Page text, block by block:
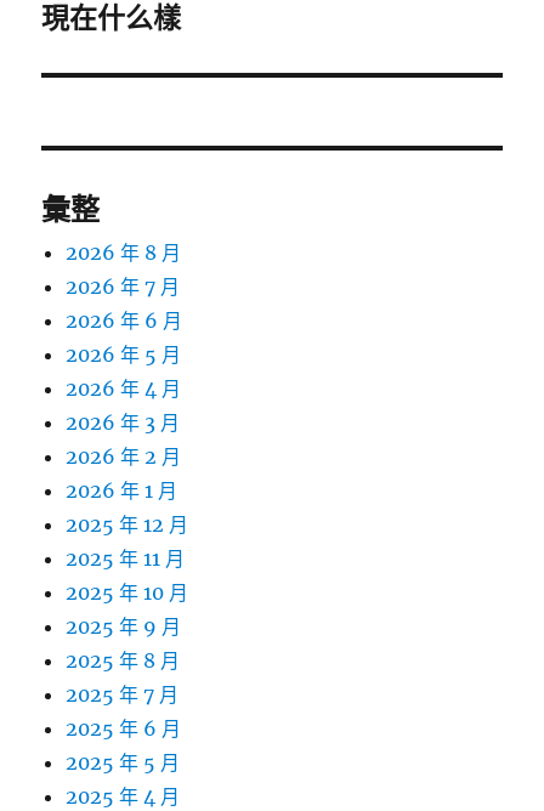
一
文
現在什么樣
彙整
2026 年 8 月
2026 年 7 月
2026 年 6 月
2026 年 5 月
2026 年 4 月
2026 年 3 月
2026 年 2 月
2026 年 1 月
2025 年 12 月
2025 年 11 月
2025 年 10 月
2025 年 9 月
2025 年 8 月
2025 年 7 月
2025 年 6 月
2025 年 5 月
2025 年 4 月